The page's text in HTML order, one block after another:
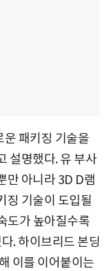
운 패키징 기술을
설명했다. 유 부사
만 아니라 3D D램
징 기술이 도입될
도가 높아질수록
. 하이브리드 본딩
이를 이어붙이는